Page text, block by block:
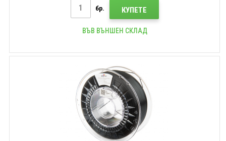
бр. КУПЕТЕ
ВЪВ ВЪНШЕН СКЛАД